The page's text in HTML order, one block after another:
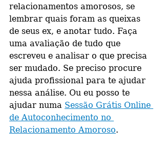
relacionamentos amorosos, se
lembrar quais foram as queixas
de seus ex, e anotar tudo. Faça
uma avaliação de tudo que
escreveu e analisar o que precisa
ser mudado. Se preciso procure
ajuda profissional para te ajudar
nessa análise. Ou eu posso te
ajudar numa Sessão Grátis Online
de Autoconhecimento no
Relacionamento Amoroso.